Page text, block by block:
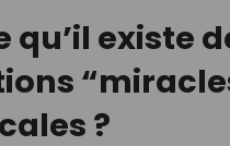
qu’il existe
?